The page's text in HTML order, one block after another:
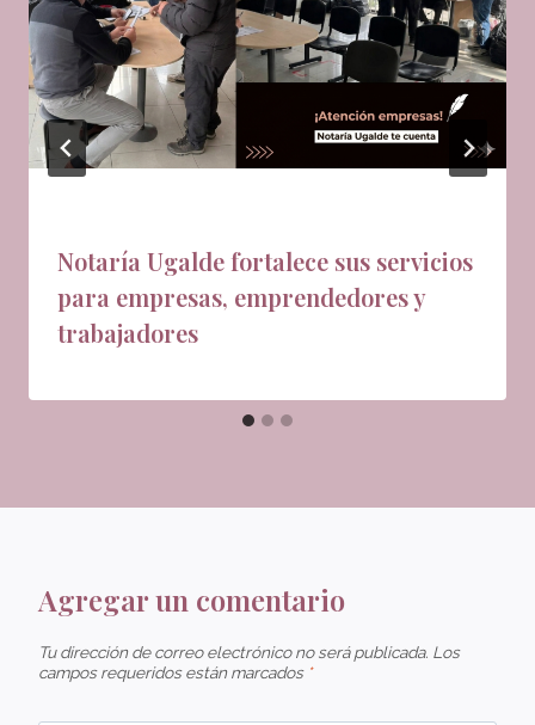
Notaría Ugalde fortalece sus servicios
para empresas, emprendedores y
trabajadores
Agregar un comentario
Tu dirección de correo electrónico no será publicada. Los
campos requeridos están marcados *